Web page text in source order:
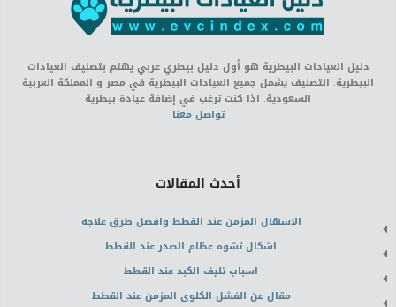
دليل العيادات البيطرية هو أول دليل بيطري عربي يهتم بتصنيف العيادات
البيطرية. التصنيف يشمل جميع العيادات البيطرية في مصر و المملكة العربية
السعودية. اذا كنت ترغب في إضافة عيادة بيطرية
تواصل معنا
أحدث المقالات
الاسهال المزمن عند القطط وافضل طرق علاجه
اشكال تشوه عظام الصدر عند القطط
اسباب تليف الكبد عند القطط
مقال عن الفشل الكلوى المزمن عند القطط